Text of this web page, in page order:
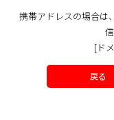
携帯アドレスの場合は
[ド
戻る